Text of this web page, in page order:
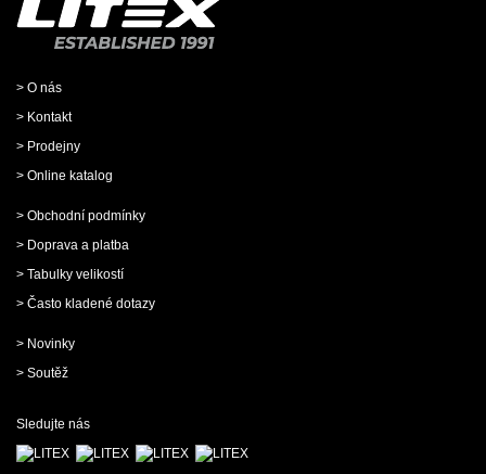
> O nás
> Kontakt
> Prodejny
> Online katalog
> Obchodní podmínky
> Doprava a platba
> Tabulky velikostí
> Často kladené dotazy
> Novinky
> Soutěž
Sledujte nás